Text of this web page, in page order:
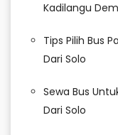
Kadilangu
Tips Pilih Bus
Dari Solo
Sewa Bus
Dari Solo